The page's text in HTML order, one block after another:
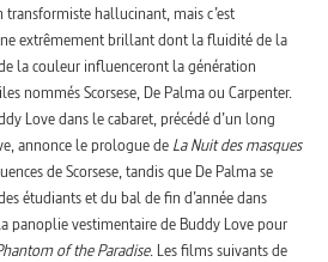
hallucinant, mais c’est
extrêmement brillant dont la fluidité de la
la couleur influenceront la génération
nommés Scorsese, De Palma ou Carpenter.
Love dans le cabaret, précédé d’un long
annonce le prologue de La Nuit des masques
de Scorsese, tandis que De Palma se
étudiants et du bal de fin d’année dans
panoplie vestimentaire de Buddy Love pour
of the Paradise. Les films suivants de